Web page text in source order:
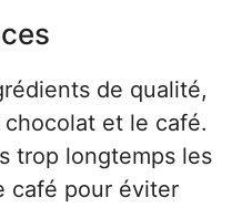
de qualité,
et le café.
trop longtemps les
café pour éviter